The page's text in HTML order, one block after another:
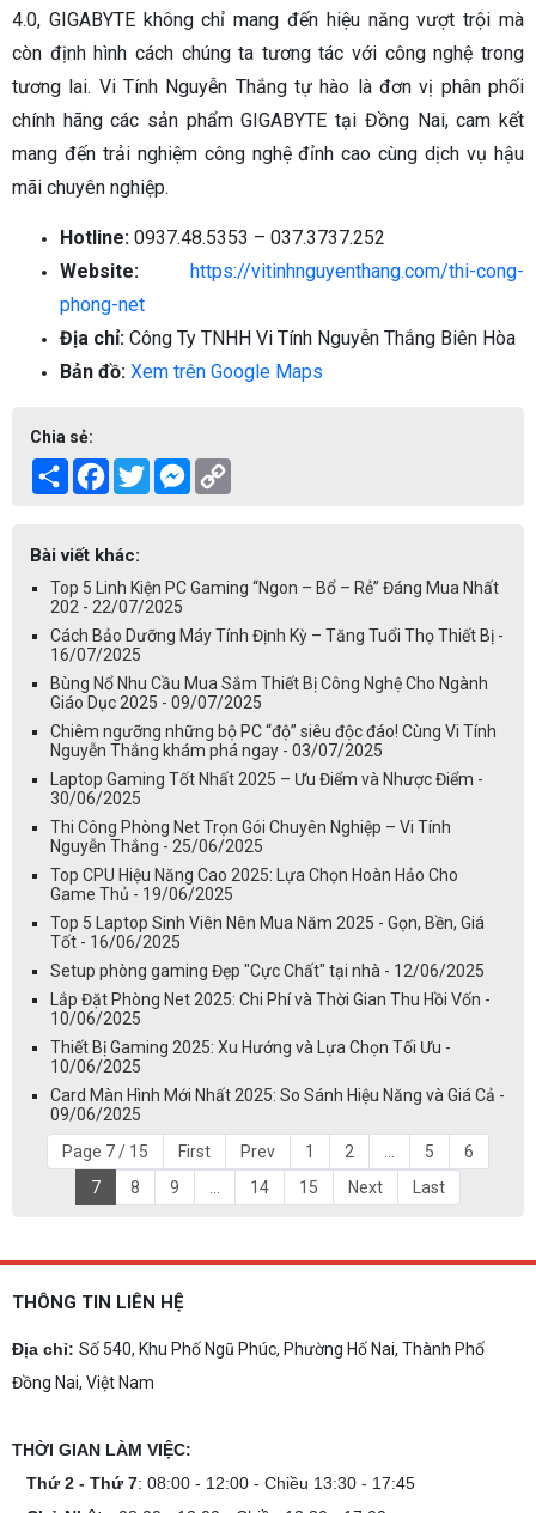
4.0, GIGABYTE không chỉ mang đến hiệu năng vượt trội mà
còn định hình cách chúng ta tương tác với công nghệ trong
tương lai. Vi Tính Nguyễn Thắng tự hào là đơn vị phân phối
chính hãng các sản phẩm GIGABYTE tại Đồng Nai, cam kết
mang đến trải nghiệm công nghệ đỉnh cao cùng dịch vụ hậu
mãi chuyên nghiệp.
Hotline: 0937.48.5353 – 037.3737.252
Website:
https://vitinhnguyenthang.com/thi-cong-
phong-net
Địa chỉ: Công Ty TNHH Vi Tính Nguyễn Thắng Biên Hòa
Bản đồ: Xem trên Google Maps
Chia sẻ:
Share Facebook
TwitterMessenger
Bài viết khác:
Top 5 Linh Kiện PC Gaming “Ngon – Bổ – Rẻ” Đáng Mua Nhất
202 - 22/07/2025
Cách Bảo Dưỡng Máy Tính Định Kỳ – Tăng Tuổi Thọ Thiết Bị -
16/07/2025
Bùng Nổ Nhu Cầu Mua Sắm Thiết Bị Công Nghệ Cho Ngành
Giáo Dục 2025 - 09/07/2025
Chiêm ngưỡng những bộ PC “độ” siêu độc đáo! Cùng Vi Tính
Nguyễn Thắng khám phá ngay - 03/07/2025
Laptop Gaming Tốt Nhất 2025 – Ưu Điểm và Nhược Điểm -
30/06/2025
Thi Công Phòng Net Trọn Gói Chuyên Nghiệp – Vi Tính
Nguyễn Thắng - 25/06/2025
Top CPU Hiệu Năng Cao 2025: Lựa Chọn Hoàn Hảo Cho
Game Thủ - 19/06/2025
Top 5 Laptop Sinh Viên Nên Mua Năm 2025 - Gọn, Bền, Giá
Tốt - 16/06/2025
Setup phòng gaming Đẹp "Cực Chất" tại nhà - 12/06/2025
Lắp Đặt Phòng Net 2025: Chi Phí và Thời Gian Thu Hồi Vốn -
10/06/2025
Thiết Bị Gaming 2025: Xu Hướng và Lựa Chọn Tối Ưu -
10/06/2025
Card Màn Hình Mới Nhất 2025: So Sánh Hiệu Năng và Giá Cả -
09/06/2025
Page 7 / 15
First Prev 1 2 ... 5
6
7
8 9 ... 14 15 Next Last
THÔNG TIN LIÊN HỆ
Địa chỉ: Số 540, Khu Phố Ngũ Phúc, Phường Hố Nai, Thành Phố
Đồng Nai, Việt Nam
THỜI GIAN LÀM VIỆC:
Thứ 2 - Thứ 7: 08:00 - 12:00 - Chiều 13:30 - 17:45